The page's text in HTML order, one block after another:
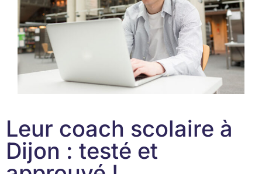
Leur coach scolaire à
Dijon : testé et